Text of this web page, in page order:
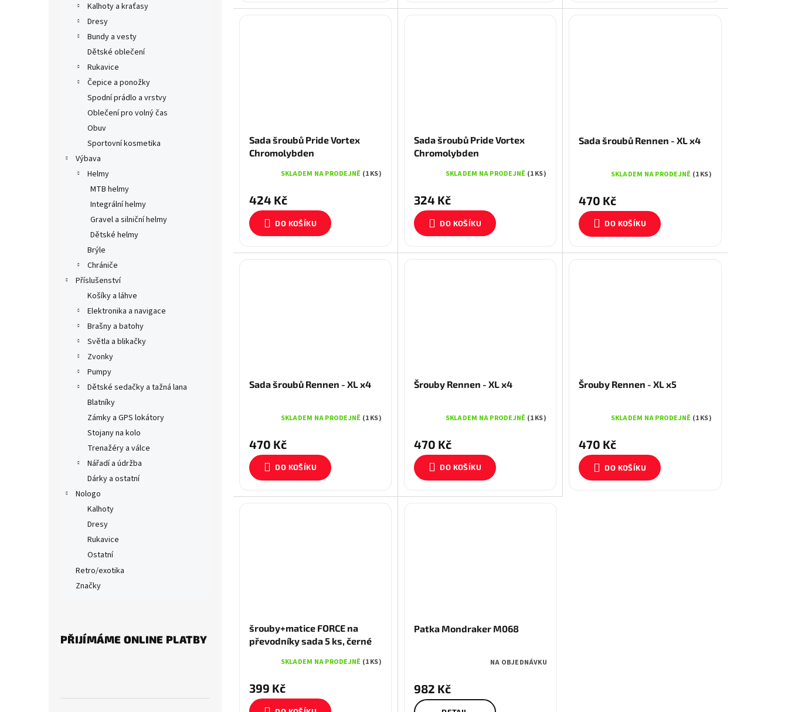
Kalhoty a kraťasy
Dresy
Bundy a vesty
Dětské oblečení
Rukavice
Čepice a ponožky
Spodní prádlo a vrstvy
Oblečení pro volný čas
Obuv
Sportovní kosmetika
Výbava
Helmy
MTB helmy
Integrální helmy
Gravel a silniční helmy
Dětské helmy
Brýle
Chrániče
Příslušenství
Košíky a láhve
Elektronika a navigace
Brašny a batohy
Světla a blikačky
Zvonky
Pumpy
Dětské sedačky a tažná lana
Blatníky
Zámky a GPS lokátory
Stojany na kolo
Trenažéry a válce
Nářadí a údržba
Dárky a ostatní
Nologo
Kalhoty
Dresy
Rukavice
Ostatní
Retro/exotika
Značky
PŘIJÍMÁME ONLINE PLATBY
Sada šroubů Pride Vortex
Chromolybden
SKLADEM NA PRODEJNĚ (1 KS)
424 Kč
DO KOŠÍKU
Sada šroubů Pride Vortex
Chromolybden
SKLADEM NA PRODEJNĚ (1 KS)
324 Kč
DO KOŠÍKU
Sada šroubů Rennen - XL x4
SKLADEM NA PRODEJNĚ (1 KS)
470 Kč
DO KOŠÍKU
Sada šroubů Rennen - XL x4
SKLADEM NA PRODEJNĚ (1 KS)
470 Kč
DO KOŠÍKU
Šrouby Rennen - XL x4
SKLADEM NA PRODEJNĚ (1 KS)
470 Kč
DO KOŠÍKU
Šrouby Rennen - XL x5
SKLADEM NA PRODEJNĚ (1 KS)
470 Kč
DO KOŠÍKU
šrouby+matice FORCE na
převodníky sada 5 ks, černé
SKLADEM NA PRODEJNĚ (1 KS)
399 Kč
Patka Mondraker M068
NA OBJEDNÁVKU
982 Kč